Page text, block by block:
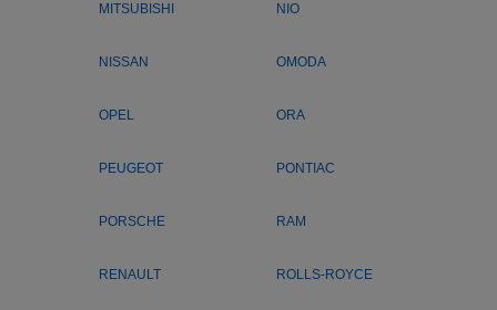
MITSUBISHI NIO
NISSAN OMODA
OPEL ORA
PEUGEOT PONTIAC
PORSCHE RAM
RENAULT ROLLS-ROYCE